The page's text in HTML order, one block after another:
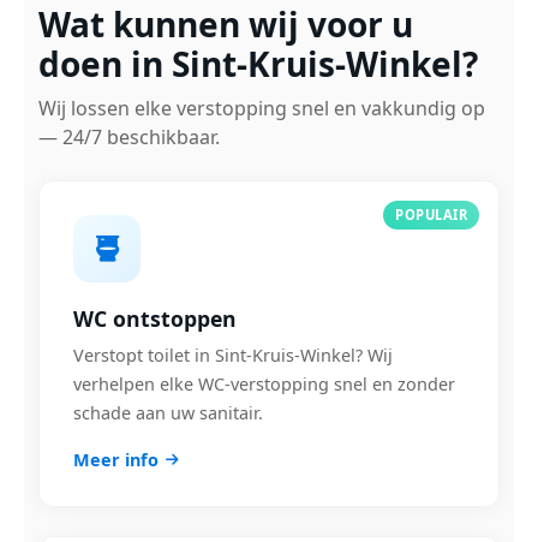
Wat kunnen wij voor u
doen in Sint-Kruis-Winkel?
Wij lossen elke verstopping snel en vakkundig op
— 24/7 beschikbaar.
POPULAIR
WC ontstoppen
Verstopt toilet in Sint-Kruis-Winkel? Wij
verhelpen elke WC-verstopping snel en zonder
schade aan uw sanitair.
Meer info